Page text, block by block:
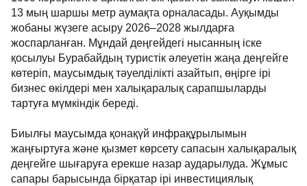
13 мың шаршы метр аумақта орналасады. Ауқымды
жобаны жүзеге асыру 2026–2028 жылдарға
жоспарланған. Мұндай деңгейдегі нысанның іске
қосылуы Бурабайдың туристік әлеуетін жаңа деңгейге
көтеріп, маусымдық тәуелділікті азайтып, өңірге ірі
бизнес өкілдері мен халықаралық сарапшыларды
тартуға мүмкіндік береді.
Биылғы маусымда қонақүй инфрақұрылымын
жаңғыртуға және қызмет көрсету сапасын халықаралық
деңгейге шығаруға ерекше назар аударылуда. Жұмыс
сапары барысында бірқатар ірі инвестициялық